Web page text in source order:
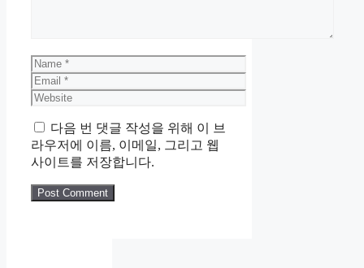
Name
Email
Website
다음 번 댓글 작성을 위해 이 브
라우저에 이름, 이메일, 그리고 웹
사이트를 저장합니다.